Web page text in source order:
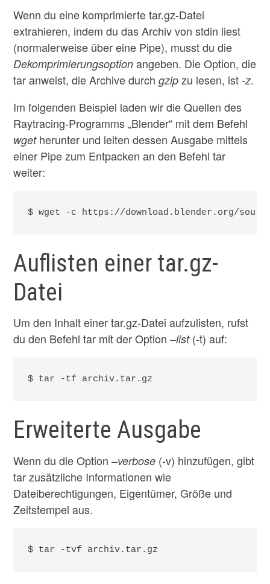
Wenn du eine komprimierte tar.gz-Datei
extrahieren, indem du das Archiv von stdin liest
(normalerweise über eine Pipe), musst du die
Dekomprimierungsoption angeben. Die Option, die
tar anweist, die Archive durchgzip zu lesen, ist -z.
Im folgenden Beispiel laden wir die Quellen des
Raytracing-Programms „Blender“ mit dem Befehl
wgetherunter und leiten dessen Ausgabe mittels
einer Pipe zum Entpacken an den Befehl tar
weiter:
$ wget -c https://download.blender.org/
Auflisten einer tar.gz-
Datei
Um den Inhalt einer tar.gz-Datei aufzulisten, rufst
du den Befehl tar mit der Option–list(-t) auf:
$ tar -tf archiv.tar.gz
Erweiterte Ausgabe
Wenn du die Option–verbose (-v) hinzufügen, gibt
tar zusätzliche Informationen wie
Dateiberechtigungen, Eigentümer, Größe und
Zeitstempel aus.
$ tar -tvf archiv.tar.gz